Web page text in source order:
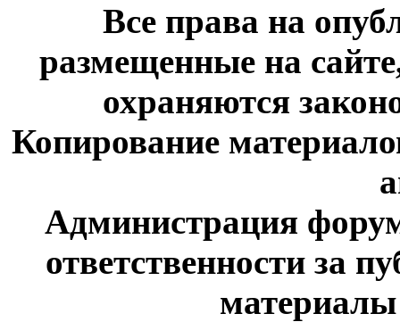
Все права на
размещенные на
охраняются
Копирование
Администрация
ответственности за